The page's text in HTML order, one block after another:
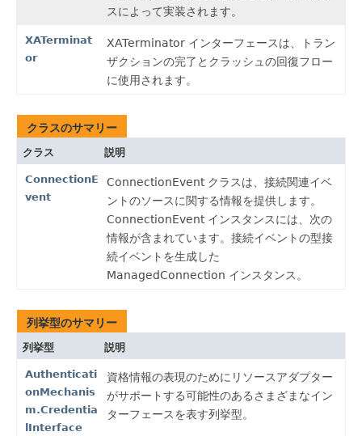
スによって実装されます。
XATerminat
or
XATerminator インターフェースは、トラン
ザクションの完了とクラッシュの回復フロー
に使用されます。
クラスのサマリー
クラス 説明
ConnectionE
vent
ConnectionEvent クラスは、接続関連イベ
ントのソースに関する情報を提供します。
ConnectionEvent インスタンスには、次の
情報が含まれています。接続イベントの型接
続イベントを生成した
ManagedConnection インスタンス。
列挙型のサマリー
列挙型 説明
Authenticati
onMechanis
m.Credentia
lInterface
資格情報の表現のためにリソースアダプター
がサポートする可能性のあるさまざまなイン
ターフェースを表す列挙型。